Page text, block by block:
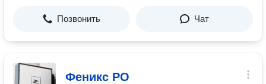
Позвонить Чат
Феникс РО